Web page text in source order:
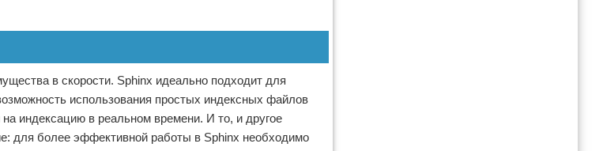
в скорости. Sphinx идеально подходит для
использования простых индексных файлов
индексацию в реальном времени. И то, и другое
для более эффективной работы в Sphinx необходимо